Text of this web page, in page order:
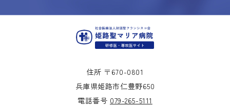
住所 〒670-0801
兵庫県姫路市仁豊野650
電話番号 079-265-5111